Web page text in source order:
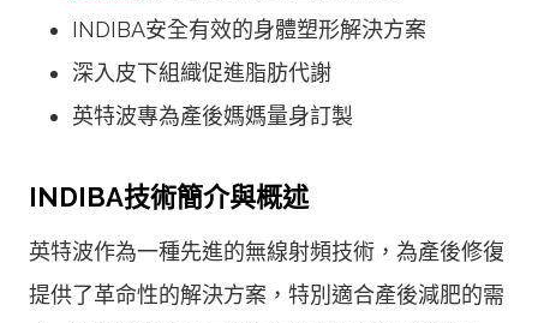
INDIBA安全有效的身體塑形解決方案
深入皮下組織促進脂肪代謝
英特波專為產後媽媽量身訂製
INDIBA技術簡介與概述
英特波作為一種先進的無線射頻技術，為產後修復
提供了革命性的解決方案，特別適合產後減肥的需